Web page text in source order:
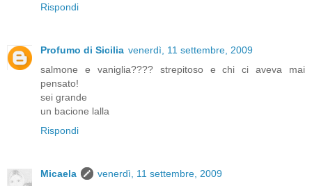
Rispondi
Profumo di Sicilia venerdì, 11 settembre, 2009
salmone e vaniglia???? strepitoso e chi ci aveva mai
pensato!
sei grande
un bacione lalla
Rispondi
Micaela
venerdì, 11 settembre, 2009